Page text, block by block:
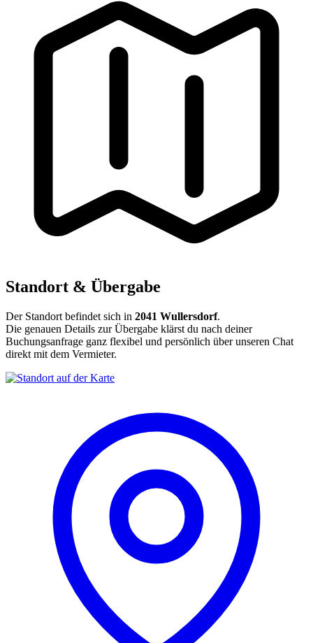
Standort & Übergabe
Der Standort befindet sich in 2041 Wullersdorf.
Die genauen Details zur Übergabe klärst du nach deiner
Buchungsanfrage ganz flexibel und persönlich über unseren Chat
direkt mit dem Vermieter.